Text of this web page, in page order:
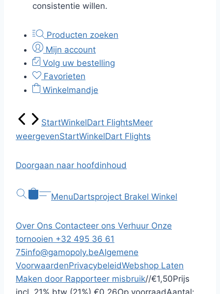
consistentie willen.
Producten zoeken
Mijn account
Volg uw bestelling
Favorieten
Winkelmandje
StartWinkelDart FlightsMeer
weergevenStartWinkelDart Flights
Doorgaan naar hoofdinhoud
MenuDartsproject Brakel Winkel
Over Ons Contacteer ons Verhuur Onze
tornooien +32 495 36 61
75info@gamopoly.beAlgemene
VoorwaardenPrivacybeleidWebshop Laten
Maken door Rapporteer misbruik//€1,50Prijs
incl. 21% btw (21%) €0,26Op voorraadAantal: